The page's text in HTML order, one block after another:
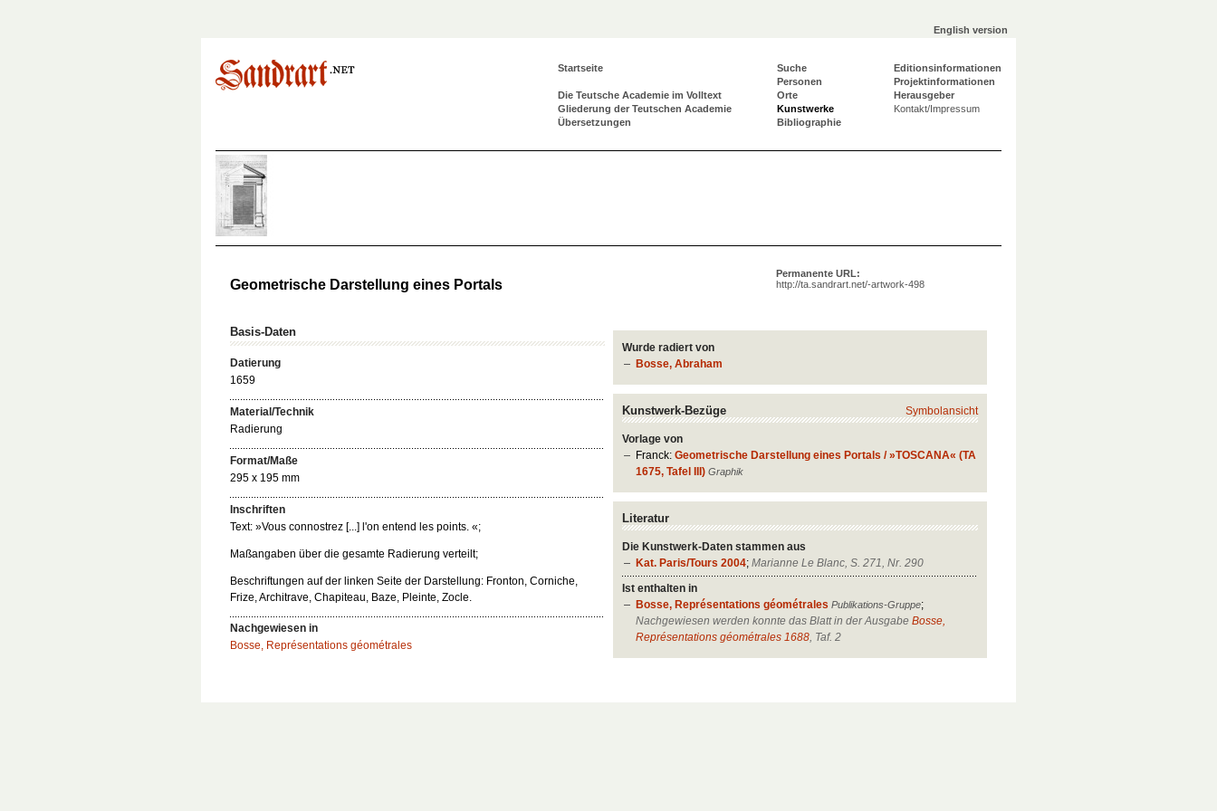
English version
Startseite
Die Teutsche Academie im Volltext
Gliederung der Teutschen Academie
Übersetzungen
Suche
Personen
Orte
Kunstwerke
Bibliographie
Editionsinformationen
Projektinformationen
Herausgeber
Kontakt/Impressum
Permanente URL:
http://ta.sandrart.net/-artwork-498
Geometrische Darstellung eines Portals
Wurde radiert von
Bosse, Abraham
Symbolansicht
Kunstwerk-Bezüge
Vorlage von
Franck:Geometrische Darstellung eines Portals / »TOSCANA« (TA
1675, Tafel III) Graphik
Literatur
Die Kunstwerk-Daten stammen aus
Kat. Paris/Tours 2004;Marianne Le Blanc, S. 271, Nr. 290
Ist enthalten in
Bosse, Représentations géométrales Publikations-Gruppe;
Nachgewiesen werden konnte das Blatt in der AusgabeBosse,
Représentations géométrales 1688, Taf. 2
Basis-Daten
Datierung
1659
Material/Technik
Radierung
Format/Maße
295 x 195 mm
Inschriften
Text: »Vous connostrez [...] l'on entend les points. «;
Maßangaben über die gesamte Radierung verteilt;
Beschriftungen auf der linken Seite der Darstellung: Fronton, Corniche,
Frize, Architrave, Chapiteau, Baze, Pleinte, Zocle.
Nachgewiesen in
Bosse, Représentations géométrales